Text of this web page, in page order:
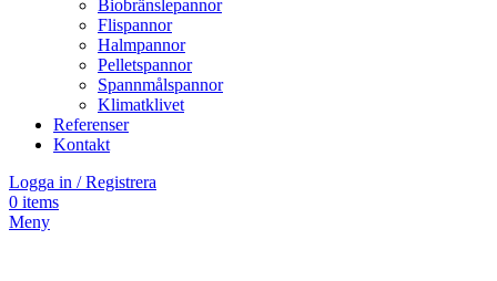
Biobränslepannor
Flispannor
Halmpannor
Pelletspannor
Spannmålspannor
Klimatklivet
Referenser
Kontakt
Logga in / Registrera
0 items
Meny